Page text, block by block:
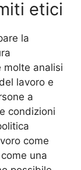
etici
la
molte analisi
lavoro e
a
condizioni
come
una